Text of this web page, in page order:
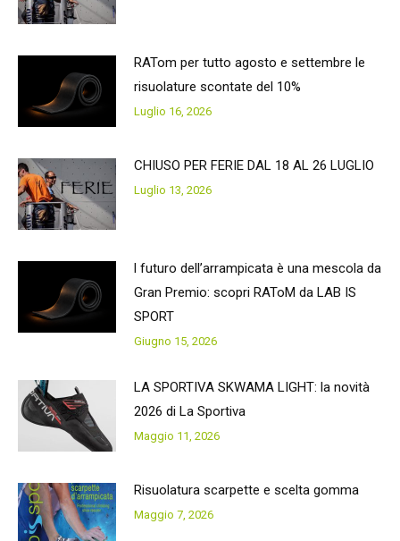
RATom per tutto agosto e settembre le
risuolature scontate del 10%
Luglio 16, 2026
CHIUSO PER FERIE DAL 18 AL 26 LUGLIO
Luglio 13, 2026
l futuro dell’arrampicata è una mescola da
Gran Premio: scopri RAToM da LAB IS
SPORT
Giugno 15, 2026
LA SPORTIVA SKWAMA LIGHT: la novità
2026 di La Sportiva
Maggio 11, 2026
Risuolatura scarpette e scelta gomma
Maggio 7, 2026